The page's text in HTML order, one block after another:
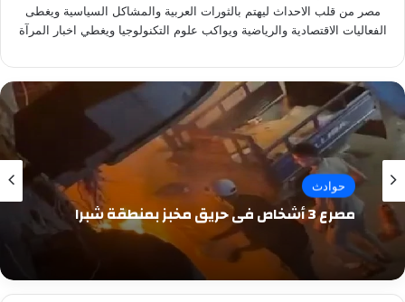
مصر من قلب الاحداث ليهتم بالثورات العربية والمشاكل السياسية ويغطى
الفعاليات الاقتصادية والرياضية ويواكب علوم التكنولوجيا ويغطي اخبار المرآة
حوادث
مصرع 3 أشخاص في حريق مخبز بمنطقة شبرا